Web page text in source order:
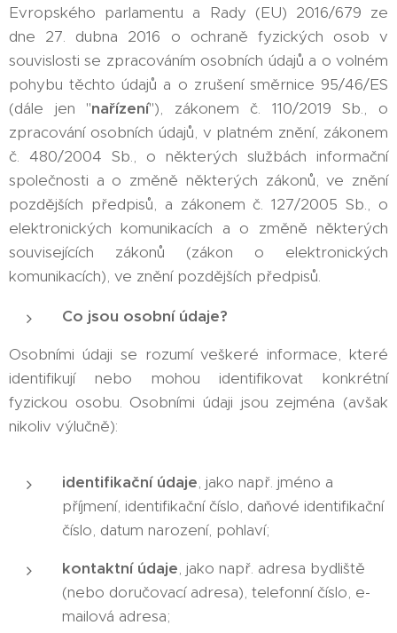
Evropského parlamentu a Rady (EU) 2016/679 ze
dne 27. dubna 2016 o ochraně fyzických osob v
souvislosti se zpracováním osobních údajů a o volném
pohybu těchto údajů a o zrušení směrnice 95/46/ES
(dále jen "nařízení"), zákonem č. 110/2019 Sb., o
zpracování osobních údajů, v platném znění, zákonem
č. 480/2004 Sb., o některých službách informační
společnosti a o změně některých zákonů, ve znění
pozdějších předpisů, a zákonem č. 127/2005 Sb., o
elektronických komunikacích a o změně některých
souvisejících zákonů (zákon o elektronických
komunikacích), ve znění pozdějších předpisů.
Co jsou osobní údaje?
Osobními údaji se rozumí veškeré informace, které
identifikují nebo mohou identifikovat konkrétní
fyzickou osobu. Osobními údaji jsou zejména (avšak
nikoliv výlučně):
identifikační údaje, jako např. jméno a
příjmení, identifikační číslo, daňové identifikační
číslo, datum narození, pohlaví;
kontaktní údaje, jako např. adresa bydliště
(nebo doručovací adresa), telefonní číslo, e-
mailová adresa;